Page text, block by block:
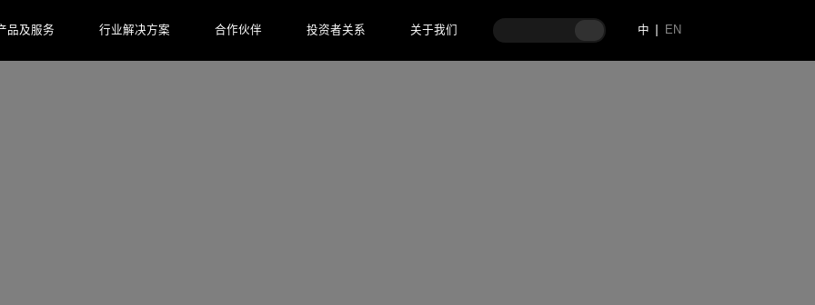
品及服务 行业解决方案 合作伙伴 投资者关系 关于我们 中 EN